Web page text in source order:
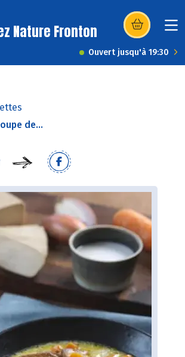
Nature Fronton (s’ouvre dans
Ouvert jusqu'à 19:30
de...